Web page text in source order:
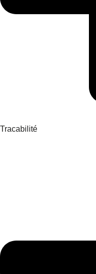
Tracabilité